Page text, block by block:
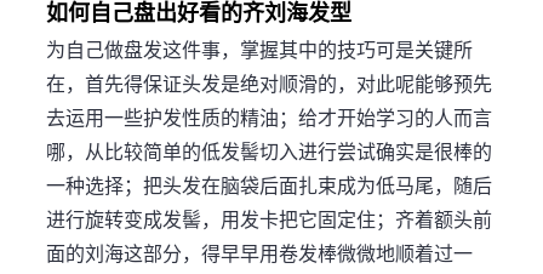
如何自己盘出好看的齐刘海发型
为自己做盘发这件事，掌握其中的技巧可是关键所
在，首先得保证头发是绝对顺滑的，对此呢能够预先
去运用一些护发性质的精油；给才开始学习的人而言
哪，从比较简单的低发髻切入进行尝试确实是很棒的
一种选择；把头发在脑袋后面扎束成为低马尾，随后
进行旋转变成发髻，用发卡把它固定住；齐着额头前
面的刘海这部分，得早早用卷发棒微微地顺着过一